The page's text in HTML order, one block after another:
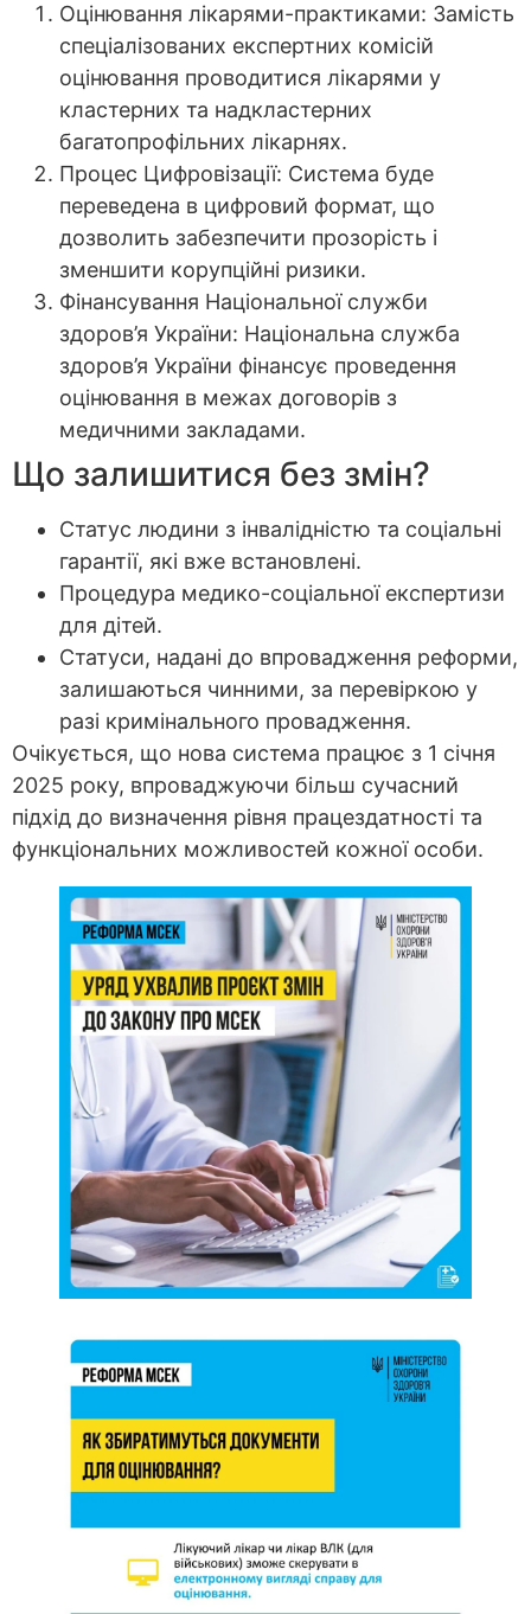
Оцінювання лікарями-практиками: Замість
спеціалізованих експертних комісій
оцінювання проводитися лікарями у
кластерних та надкластерних
багатопрофільних лікарнях.
Процес Цифровізації: Система буде
переведена в цифровий формат, що
дозволить забезпечити прозорість і
зменшити корупційні ризики.
Фінансування Національної служби
здоров’я України: Національна служба
здоров’я України фінансує проведення
оцінювання в межах договорів з
медичними закладами.
Що залишитися без змін?
Статус людини з інвалідністю та соціальні
гарантії, які вже встановлені.
Процедура медико-соціальної експертизи
для дітей.
Статуси, надані до впровадження реформи,
залишаються чинними, за перевіркою у
разі кримінального провадження.
Очікується, що нова система працює з 1 січня
2025 року, впроваджуючи більш сучасний
підхід до визначення рівня працездатності та
функціональних можливостей кожної особи.